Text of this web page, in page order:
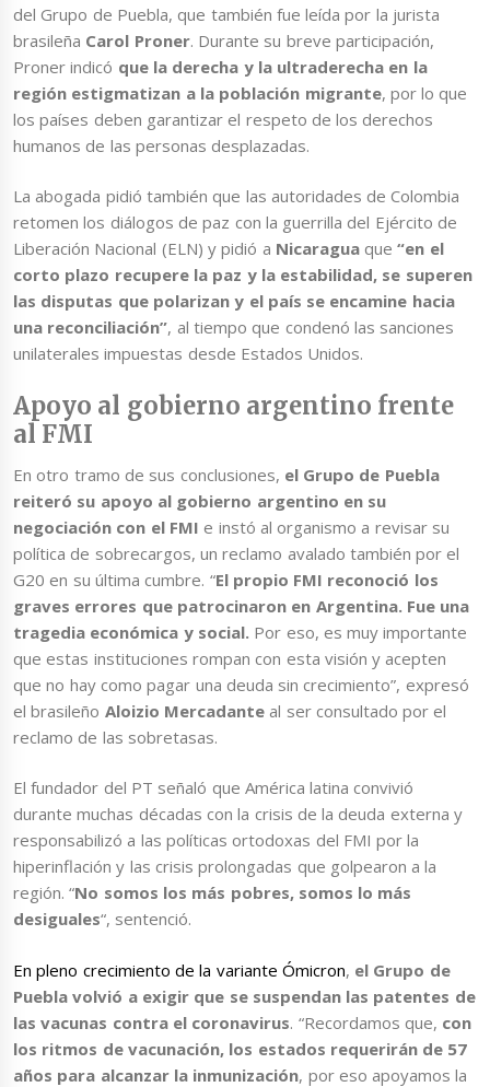
del Grupo de Puebla, que también fue leída por la jurista
brasileña Carol Proner. Durante su breve participación,
Proner indicó que la derecha y la ultraderecha en la
región estigmatizan a la población migrante, por lo que
los países deben garantizar el respeto de los derechos
humanos de las personas desplazadas.
La abogada pidió también que las autoridades de Colombia
retomen los diálogos de paz con la guerrilla del Ejército de
Liberación Nacional (ELN) y pidió a Nicaraguaque“en el
corto plazo recupere la paz y la estabilidad, se superen
las disputas que polarizan y el país se encamine hacia
una reconciliación”, al tiempo que condenó las sanciones
unilaterales impuestas desde Estados Unidos.
Apoyo al gobierno argentino frente
al FMI
En otro tramo de sus conclusiones, el Grupo de Puebla
reiteró su apoyo al gobierno argentino en su
negociación con el FMI e instó al organismo a revisar su
política de sobrecargos, un reclamo avalado también por el
G20 en su última cumbre. “El propio FMI reconoció los
graves errores que patrocinaron en Argentina. Fue una
tragedia económica y social. Por eso, es muy importante
que estas instituciones rompan con esta visión y acepten
que no hay como pagar una deuda sin crecimiento”, expresó
el brasileño Aloizio Mercadanteal ser consultado por el
reclamo de las sobretasas.
El fundador del PT señaló que América latina convivió
durante muchas décadas con la crisis de la deuda externa y
responsabilizó a las políticas ortodoxas del FMI por la
hiperinflación y las crisis prolongadas que golpearon a la
región. “No somos los más pobres, somos lo más
desiguales“, sentenció.
En pleno crecimiento de la variante Ómicron, el Grupo de
Puebla volvió a exigir que se suspendan las patentes de
las vacunas contra el coronavirus. “Recordamos que, con
los ritmos de vacunación, los estados requerirán de 57
años para alcanzar la inmunización, por eso apoyamos la